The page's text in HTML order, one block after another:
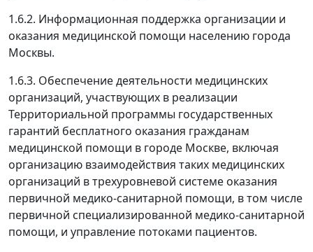
1.6.2. Информационная поддержка организации и
оказания медицинской помощи населению города
Москвы.
1.6.3. Обеспечение деятельности медицинских
организаций, участвующих в реализации
Территориальной программы государственных
гарантий бесплатного оказания гражданам
медицинской помощи в городе Москве, включая
организацию взаимодействия таких медицинских
организаций в трехуровневой системе оказания
первичной медико-санитарной помощи, в том числе
первичной специализированной медико-санитарной
помощи, и управление потоками пациентов.